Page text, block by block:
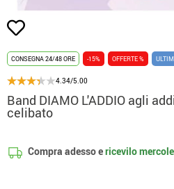
CONSEGNA 24/48 ORE -15% OFFERTE %
4.34/5.00
Band DIAMO L'ADDIO agli
celibato
Compra adesso ericevilo